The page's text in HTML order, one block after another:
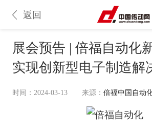
返回
展会预告 | 倍福自动化
实现创新型电子制造解
时间：2024-03-13 来源： 倍福中国自动